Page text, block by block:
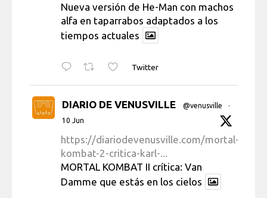
Nueva versión de He-Man con machos
alfa en taparrabos adaptados a los
tiempos actuales
Twitter
DIARIO DE VENUSVILLE @venusville
·
10 Jun
https://diariodevenusville.com/mortal-
kombat-2-critica-karl-...
MORTAL KOMBAT II crítica: Van
Damme que estás en los cielos